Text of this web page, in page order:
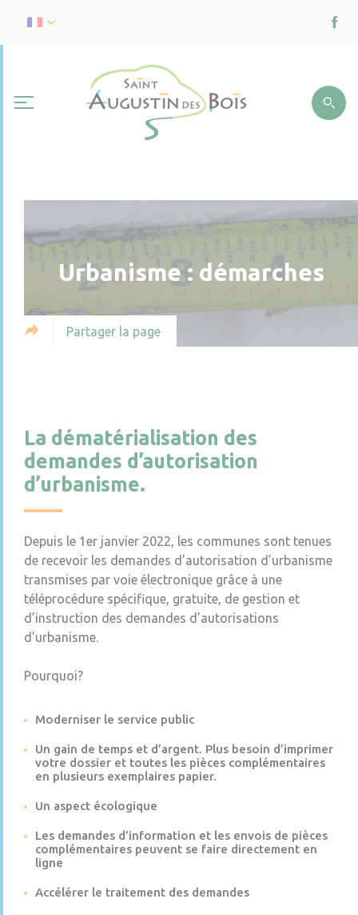
Urbanisme : démarches
Partager la page
La dématérialisation des
demandes d’autorisation
d’urbanisme.
Depuis le 1er janvier 2022, les communes sont tenues
de recevoir les demandes d’autorisation d’urbanisme
transmises par voie électronique grâce à une
téléprocédure spécifique, gratuite, de gestion et
d’instruction des demandes d’autorisations
d’urbanisme.
Pourquoi?
Moderniser le service public
Un gain de temps et d’argent. Plus besoin d’imprimer
votre dossier et toutes les pièces complémentaires
en plusieurs exemplaires papier.
Un aspect écologique
Les demandes d’information et les envois de pièces
complémentaires peuvent se faire directement en
ligne
Accélérer le traitement des demandes